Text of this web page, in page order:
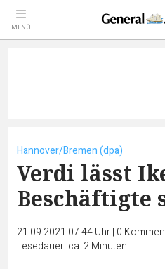
MENÜ
Hannover/Bremen (dpa)
Verdi lässt
Beschäftigte
21.09.2021 07:44 Uhr| 0
Lesedauer: ca. 2 Minuten